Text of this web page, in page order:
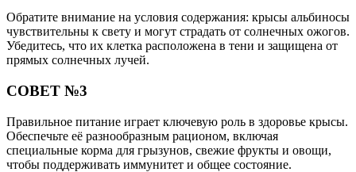
Обратите внимание на условия содержания: крысы альбиносы
чувствительны к свету и могут страдать от солнечных ожогов.
Убедитесь, что их клетка расположена в тени и защищена от
прямых солнечных лучей.
СОВЕТ №3
Правильное питание играет ключевую роль в здоровье крысы.
Обеспечьте её разнообразным рационом, включая
специальные корма для грызунов, свежие фрукты и овощи,
чтобы поддерживать иммунитет и общее состояние.